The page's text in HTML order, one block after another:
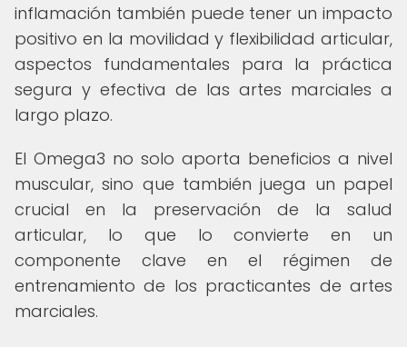
inflamación también puede tener un impacto
positivo en la movilidad y flexibilidad articular,
aspectos fundamentales para la práctica
segura y efectiva de las artes marciales a
largo plazo.
El Omega3 no solo aporta beneficios a nivel
muscular, sino que también juega un papel
crucial en la preservación de la salud
articular, lo que lo convierte en un
componente clave en el régimen de
entrenamiento de los practicantes de artes
marciales.